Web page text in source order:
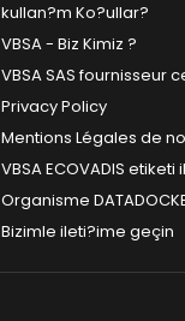
kullan?m Ko?ullar?
VBSA - Biz Kimiz ?
VBSA SAS fournisseur
Privacy Policy
Mentions Légales de
VBSA ECOVADIS
Organisme
Bizimle ileti?ime geçin